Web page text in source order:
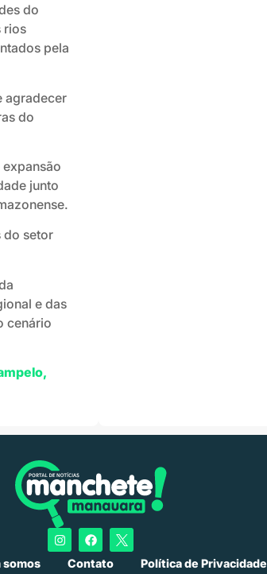
do
rios
pela
agradecer
do
junto
do setor
e das
cenário
,
somos Contato Política de Privacidade